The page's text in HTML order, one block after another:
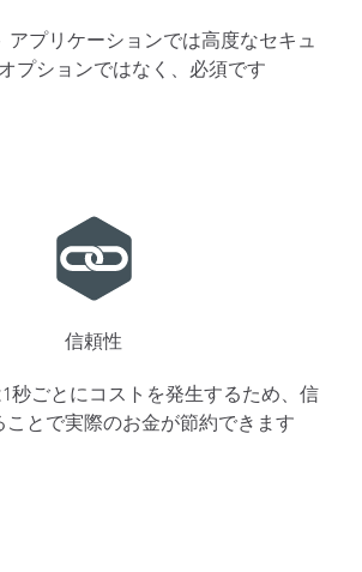
アプリケーションでは高度なセキュ
プションではなく、必須です
信頼性
秒ごとにコストを発生するため、信
ことで実際のお金が節約できます